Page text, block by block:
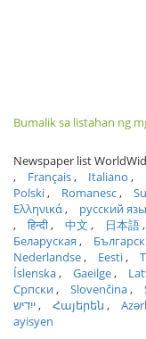
Bumalik sa listahan ng
Newspaper list
Français
Italiano
Polski
Romanesc
Ελληνικά
русский
हिन्दी
中文 日本語
Беларуская
Nederlandse
Eesti
Íslenska
Gaeilge
Српски
Slovenčina
ייִדיש
Հայերեն
ayisyen